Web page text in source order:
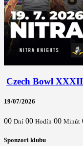
Czech Bowl
19/07/2026
00 Dní 00 Hodín 00 Minút
Sponzori klubu